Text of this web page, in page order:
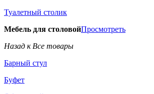
Туалетный столик
Мебель для столовойПросмотреть
Назад к Все товары
Барный стул
Буфет